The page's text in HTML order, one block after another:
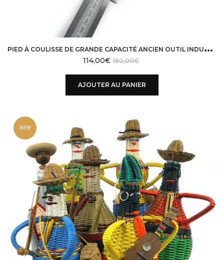
P
IED À COULISSE DE GRANDE CAPACITÉ ANCIEN OUTIL INDUSTRIEL DE PRÉCISION
190,00€
114,00€
AJOUTER AU PANIER
NEW